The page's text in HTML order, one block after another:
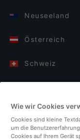
Neuseeland
Österreich
Schweiz
Italien
Finnland
Wie wir Cookies
Cookies sind kleine
um die
Cookies auf Ihrem Gerät